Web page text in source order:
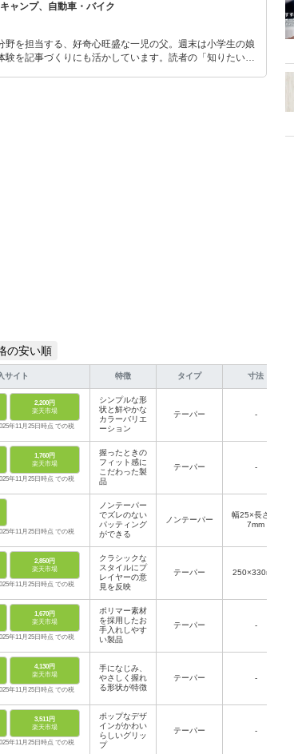
ャンプ、自動車・バイク
野を担当する、好奇心旺盛な一児の父。週末は小学生の娘
験を記事づくりにも活かしています。読者の「知りたい」
の安い順
サイト 特徴 タイプ 寸法
2,200円
楽天市場
年11月25日時点 での税
シンプルな形
状と鮮やかな
カラーバリエ
ーション
テーパー -
1,760円
楽天市場
年11月25日時点 での税
握ったときの
フィット感に
こだわった製
品
テーパー -
年11月25日時点 での税
ノンテーパー
でズレのない
パッティング
ができる
ノンテーパー
幅25×長さ26
7mm
2,850円
楽天市場
年11月25日時点 での税
クラシックな
スタイルにプ
レイヤーの意
見を反映
テーパー 250×330mm
1,670円
楽天市場
年11月25日時点 での税
ポリマー素材
を採用したお
手入れしやす
い製品
テーパー -
4,130円
楽天市場
年11月25日時点 での税
手になじみ、
やさしく握れ
る形状が特徴
テーパー -
3,511円
楽天市場
年11月25日時点 での税
ポップなデザ
インがかわい
らしいグリッ
プ
テーパー -